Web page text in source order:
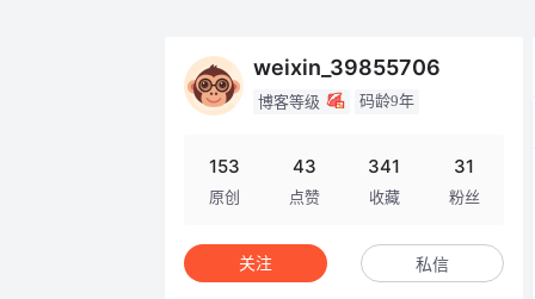
weixin_39855706
博客等级 码龄9年
153
原创
43
点赞
341
收藏
31
粉丝
关注 私信